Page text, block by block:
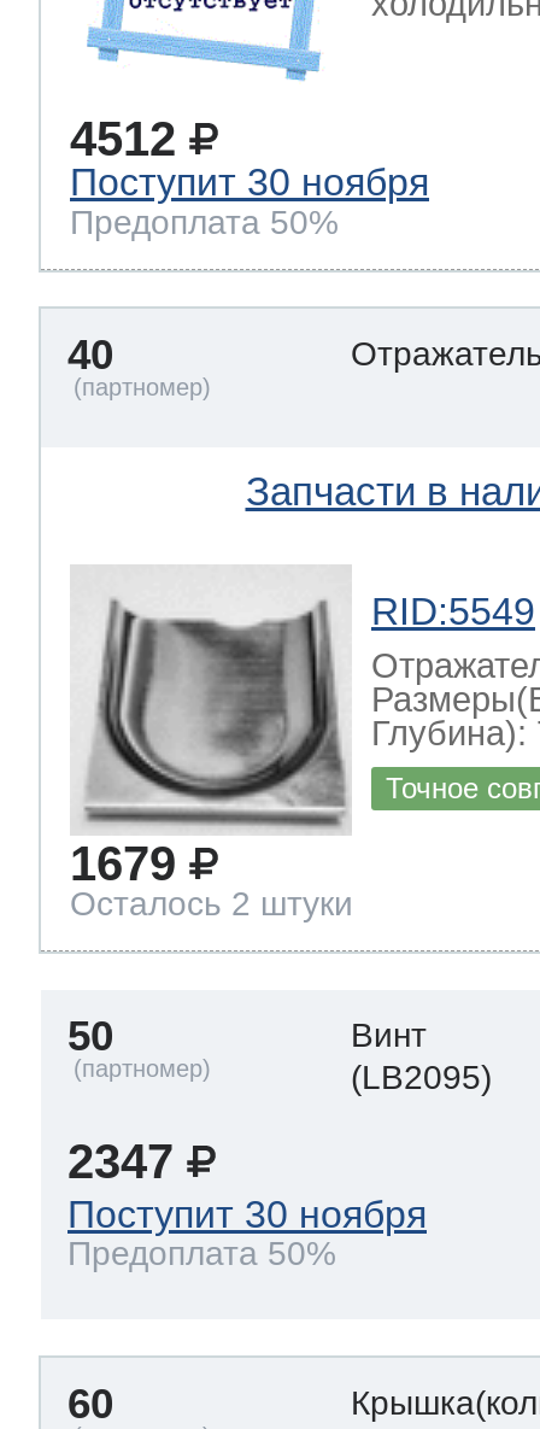
4512
Поступит 30 ноября
Предоплата 50%
40
Запчасти в
RID:5549
Глубина):
Точное
1679
Осталось 2 штуки
50
Винт
(LB2095)
2347
Поступит 30 ноября
Предоплата 50%
60